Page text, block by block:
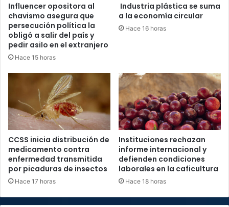
Influencer opositora al
chavismo asegura que
persecución política la
obligó a salir del país y
pedir asilo en el extranjero
Hace 15 horas
Industria plástica se suma
a la economía circular
Hace 16 horas
CCSS inicia distribución de
medicamento contra
enfermedad transmitida
por picaduras de insectos
Hace 17 horas
Instituciones rechazan
informe internacional y
defienden condiciones
laborales en la caficultura
Hace 18 horas